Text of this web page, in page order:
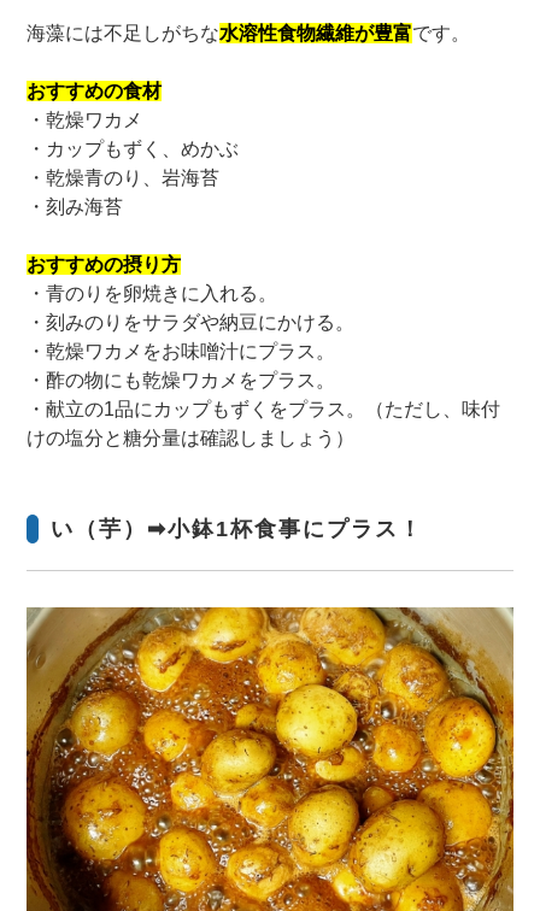
海藻には不足しがちな水溶性食物繊維が豊富です。
おすすめの食材
・乾燥ワカメ
・カップもずく、めかぶ
・乾燥青のり、岩海苔
・刻み海苔
おすすめの摂り方
・青のりを卵焼きに入れる。
・刻みのりをサラダや納豆にかける。
・乾燥ワカメをお味噌汁にプラス。
・酢の物にも乾燥ワカメをプラス。
・献立の1品にカップもずくをプラス。（ただし、味付
けの塩分と糖分量は確認しましょう）
い（芋）➡小鉢1杯食事にプラス！